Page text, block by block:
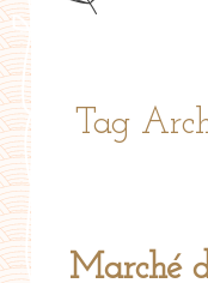
Tag
Marché